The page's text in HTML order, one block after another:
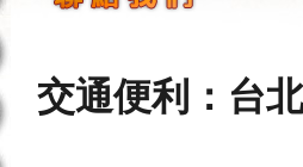
交通便利：台